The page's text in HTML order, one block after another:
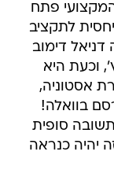
פתח
לתקציב
דימוב
וכעת היא
אסטוניה,
בוואלה!
סופית
יהיה כנראה